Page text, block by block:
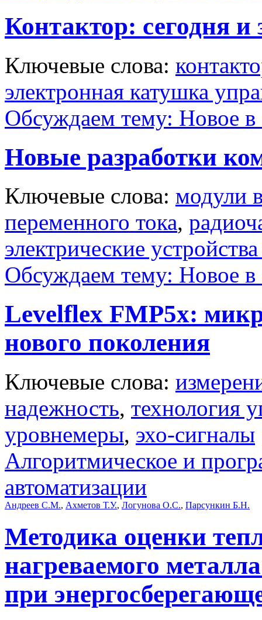
Контактор: сегодня и
Ключевые слова:
электронная катушка
Обсуждаем тему: Новое в
Новые разработки
Ключевые слова: модули
переменного тока,
электрические
Обсуждаем тему: Новое в
Levelflex FMP5x:
нового поколения
Ключевые слова:
надежность, технология
уровнемеры, эхо-сигналы
Алгоритмическое и
автоматизации
Андреев С.М., Ахметов Т.У., Логунова О.С., Парсункин Б.Н.
Методика оценки
нагреваемого
при